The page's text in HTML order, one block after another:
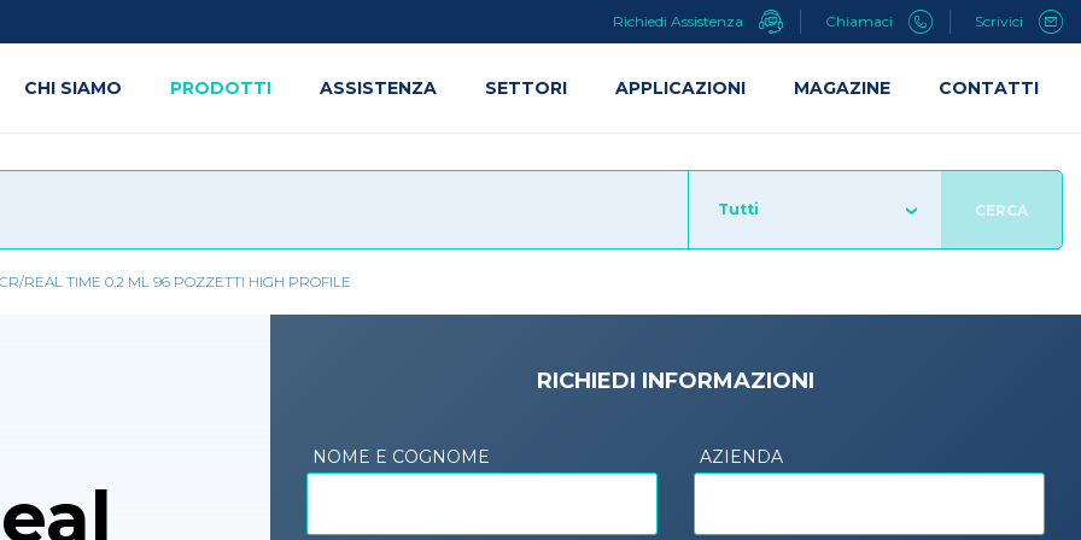
Tutti CERCA
REAL TIME 0,2 ML 96 POZZETTI HIGH PROFILE
RICHIEDI INFORMAZIONI
NOME E COGNOME AZIENDA
Richiedi Assistenza Chiamaci Scrivici
CHI SIAMO PRODOTTI ASSISTENZA SETTORI APPLICAZIONI MAGAZINE CONTATTI